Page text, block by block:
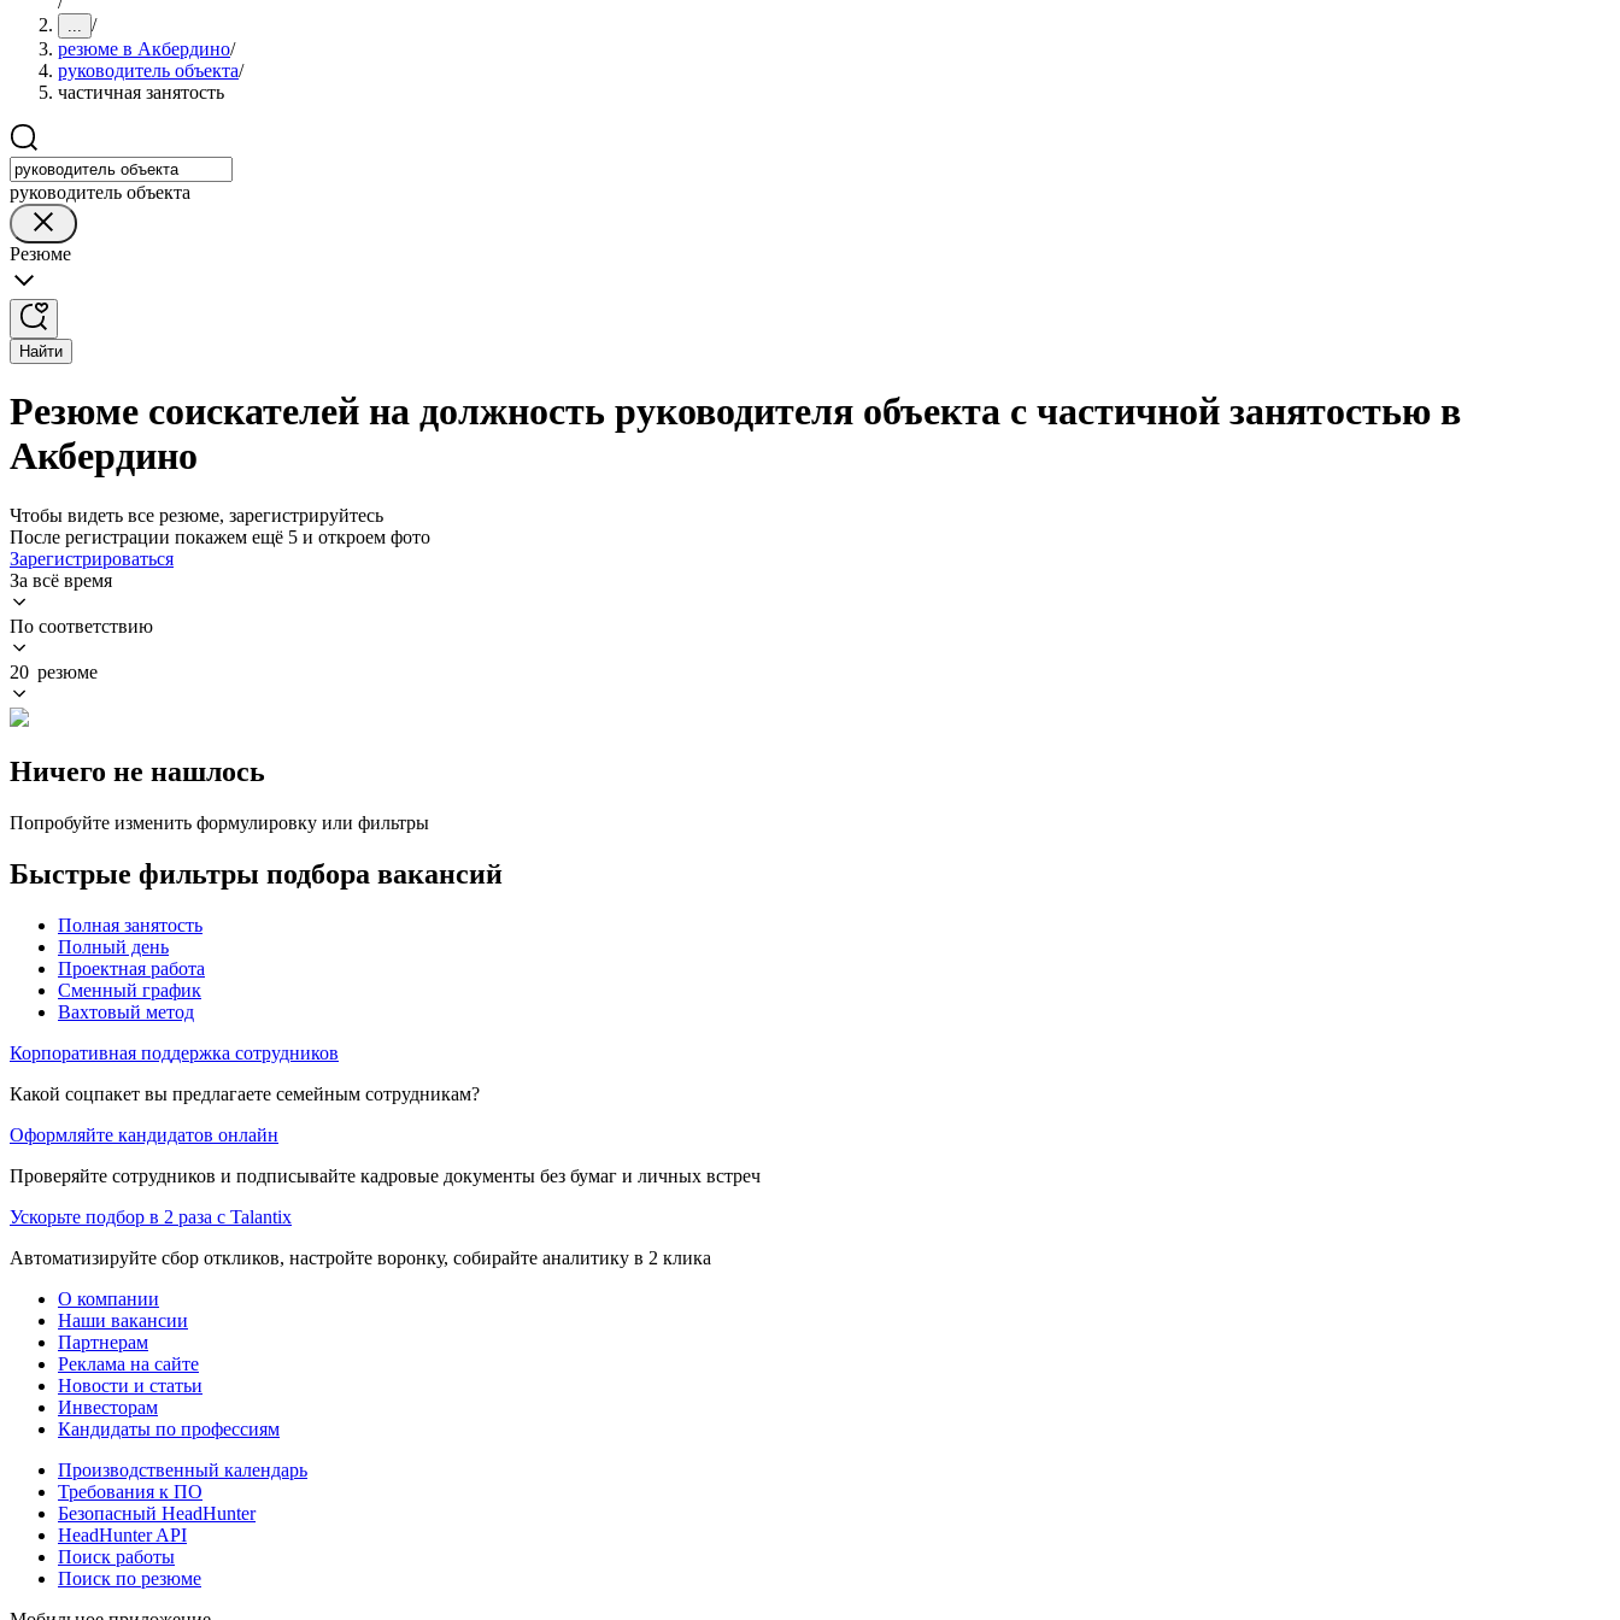
... /
резюме в Акбердино/
руководитель объекта/
частичная занятость
руководитель объекта
Резюме
Найти
Резюме соискателей на должность руководителя объекта с частичной занятостью в
Акбердино
Чтобы видеть все резюме, зарегистрируйтесь
После регистрации покажем ещё 5 и откроем фото
Зарегистрироваться
За всё время
По соответствию
20 резюме
Ничего не нашлось
Попробуйте изменить формулировку или фильтры
Быстрые фильтры подбора вакансий
Полная занятость
Полный день
Проектная работа
Сменный график
Вахтовый метод
Корпоративная поддержка сотрудников
Какой соцпакет вы предлагаете семейным сотрудникам?
Оформляйте кандидатов онлайн
Проверяйте сотрудников и подписывайте кадровые документы без бумаг и личных встреч
Ускорьте подбор в 2 раза с Talantix
Автоматизируйте сбор откликов, настройте воронку, собирайте аналитику в 2 клика
О компании
Наши вакансии
Партнерам
Реклама на сайте
Новости и статьи
Инвесторам
Кандидаты по профессиям
Производственный календарь
Требования к ПО
Безопасный HeadHunter
HeadHunter API
Поиск работы
Поиск по резюме